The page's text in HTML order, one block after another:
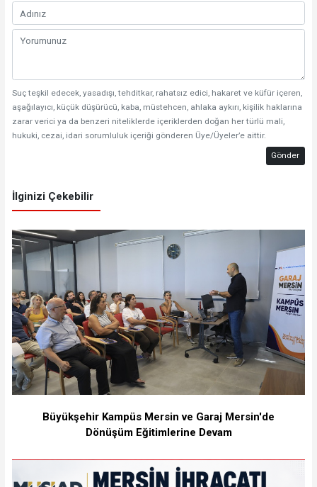
Suç teşkil edecek, yasadışı, tehditkar, rahatsız edici, hakaret ve küfür içeren,
aşağılayıcı, küçük düşürücü, kaba, müstehcen, ahlaka aykırı, kişilik haklarına
zarar verici ya da benzeri niteliklerde içeriklerden doğan her türlü mali,
hukuki, cezai, idari sorumluluk içeriği gönderen Üye/Üyeler’e aittir.
Gönder
İlginizi Çekebilir
Büyükşehir Kampüs Mersin ve Garaj Mersin'de
Dönüşüm Eğitimlerine Devam